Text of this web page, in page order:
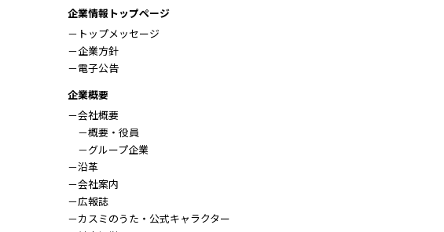
企業情報トップページ
－トップメッセージ
－企業方針
－電子公告
企業概要
－会社概要
－概要・役員
－グループ企業
－沿革
－会社案内
－広報誌
－カスミのうた・公式キャラクター